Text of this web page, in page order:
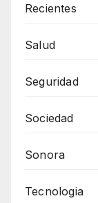
Recientes
Salud
Seguridad
Sociedad
Sonora
Tecnologia